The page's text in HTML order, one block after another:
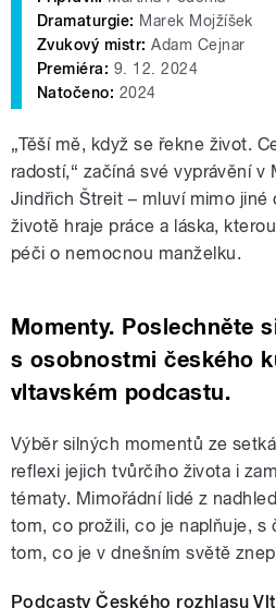
Dramaturgie: Marek Mojžíšek
Zvukový mistr: Adam Cejnar
Premiéra: 9. 12. 2024
Natočeno: 2024
„Těší mě, když se řekne život.
radostí,“ začíná své vyprávění
Jindřich Štreit – mluví mimo jiné
životě hraje práce a láska,
péči o nemocnou manželku.
Momenty. Poslechněte
s osobnostmi českého
vltavském podcastu.
Výběr silných momentů ze
reflexi jejich tvůrčího života i
tématy. Mimořádní lidé z
tom, co prožili, co je naplňuje, s
tom, co je v dnešním světě
Podcasty Českého rozhlasu